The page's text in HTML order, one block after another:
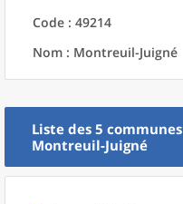
Code : 49214
Nom : Montreuil-Juigné
Liste des 5 communes
Montreuil-Juigné